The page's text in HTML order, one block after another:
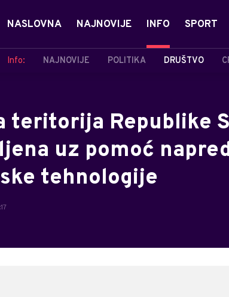
NASLOVNA NAJNOVIJE INFO
Info: NAJNOVIJE POLITIKA DRUŠTVO
SPORT
teritorija Republike
uz pomoć
tehnologije